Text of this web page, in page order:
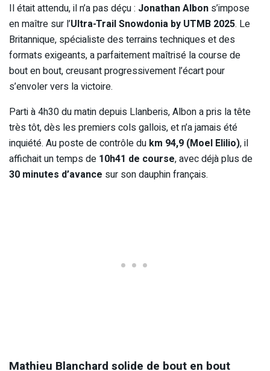
Il était attendu, il n’a pas déçu : Jonathan Albon s’impose
en maître sur l’Ultra-Trail Snowdonia by UTMB 2025. Le
Britannique, spécialiste des terrains techniques et des
formats exigeants, a parfaitement maîtrisé la course de
bout en bout, creusant progressivement l’écart pour
s’envoler vers la victoire.
Parti à 4h30 du matin depuis Llanberis, Albon a pris la tête
très tôt, dès les premiers cols gallois, et n’a jamais été
inquiété. Au poste de contrôle du km 94,9 (Moel Elilio), il
affichait un temps de 10h41 de course, avec déjà plus de
30 minutes d’avance sur son dauphin français.
Mathieu Blanchard solide de bout en bout